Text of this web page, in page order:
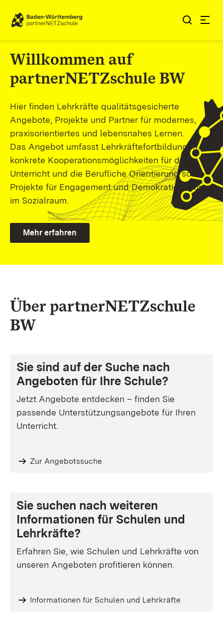
Zum Inhalt springen
Link zur Startseite
Willkommen auf
partnerNETZschule BW
Hier finden Lehrkräfte qualitätsgesicherte
Angebote, Projekte und Partner für modernes,
praxisorientiertes und lebensnahes Lernen.
Das Angebot umfasst Lehrkräftefortbildungen,
konkrete Kooperationsmöglichkeiten für den
Unterricht und die Berufliche Orientierung sowie
Projekte für Engagement und Demokratiebildung
im Sozialraum.
Mehr erfahren
Über partnerNETZschule
BW
Sie sind auf der Suche nach
Angeboten für Ihre Schule?
Jetzt Angebote entdecken – finden Sie
passende Unterstützungsangebote für Ihren
Unterricht.
Zur Angebotssuche
Sie suchen nach weiteren
Informationen für Schulen und
Lehrkräfte?
Erfahren Sie, wie Schulen und Lehrkräfte von
unseren Angeboten profitieren können.
Informationen für Schulen und Lehrkräfte